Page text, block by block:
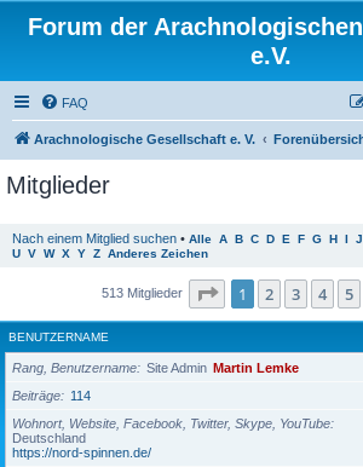
Forum der
e.V.
FAQ
Arachnologische Gesellschaft e. V.
Mitglieder
Nach einem Mitglied suchen • Alle A B C D E F G H I J
U V W X Y Z Anderes Zeichen
513 Mitglieder Seite 1von 21
1 2 3 4 5
BENUTZERNAME
Rang, Benutzername Site Admin Martin Lemke
Beiträge
114
Wohnort, Website, Facebook, Twitter, Skype, YouTube
Deutschland
https://nord-spinnen.de/